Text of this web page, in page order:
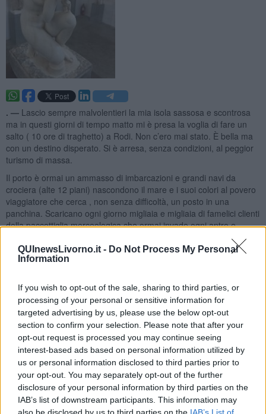
QUInewsLivorno.it - Do Not Process My Personal
Information
If you wish to opt-out of the sale, sharing to third parties, or
processing of your personal or sensitive information for
targeted advertising by us, please use the below opt-out
section to confirm your selection. Please note that after your
opt-out request is processed you may continue seeing
interest-based ads based on personal information utilized by
us or personal information disclosed to third parties prior to
your opt-out. You may separately opt-out of the further
disclosure of your personal information by third parties on the
IAB’s list of downstream participants. This information may
. — Lascio sempre malvolentieri la mia isola sassosa e scontrosa
ma in questi giorni di tempo matto mi è presa la voglia di fare un
salto ( 10 ore di traghetto) a Rodi. Non c’ero mai stato. È bella ma
con un destino disperato. Si è arresa, senza condizioni, al peggior
turismo di massa.
Il porto è ormai un ammasso di imbarcazioni e grandi navi da
crociera (alte 12 piani) nascondono il mare e i suoi colori al povero
viaggiatore che cerca , non senza difficoltà, un posto in una
panchina. Scaricano ogni giorno migliaia e migliaia di famelici clienti
della paccottiglia merceologica che ormai invade ogni antro e
Tutti hanno il diritto di viaggiare, ci mancherebbe altro, ma altra
cosa è dichiarare la resa a questo turismo senza regole. Ma un
luogo va visitato a Rodi : il museo archeologico. Quasi sempre
deserto. Qui si incontra un piccolo gioiello: Afrodite accovacciata
nel bagno.
Scolpita nel primo secolo a.c. Non ha nulla di regale o divino: una
ragazza che sta strizzando i capelli dopo il bagno. Nuda e
accoccolata con una naturale torsione del busto mentre un
ginocchio posa sulla scatoletta dei profumi. Si dice che nell’antichità
alcuni furono folgorati dalla piccola Afrodite nuda da innamorarsene